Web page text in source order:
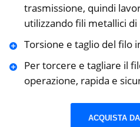
trasmissione, quindi
utilizzando fili metallici
Torsione e taglio del filo
Per torcere e tagliare il
operazione, rapida e
ACQUISTA